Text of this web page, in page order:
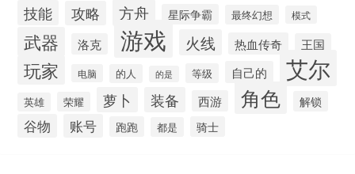
技能 攻略 方舟 星际争霸 最终幻想 模式
武器 洛克 游戏 火线 热血传奇 王国
玩家 电脑 的人 的是 等级 自己的 艾尔
英雄 荣耀 萝卜 装备 西游 角色 解锁
谷物 账号 跑跑 都是 骑士